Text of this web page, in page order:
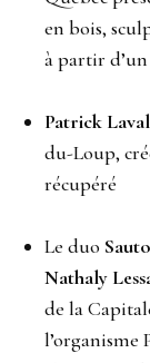
en bois,
à partir
Patrick
du-Loup,
récupéré
Le duo
Nathaly
de la
l’organisme